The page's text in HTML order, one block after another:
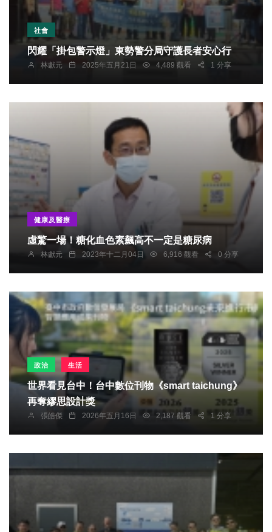
社會
閃耀「掛包警示燈」東勢警分局守護長者安心行
林獻元 2025年五月21日 4,489 觀看 1 分享
健康及醫療
虛驚一場！糖化血色素飆高不一定是糖尿病
林獻元 2023年十二月04日 6,916 觀看 0 分享
政治 生活
世界看見台中！台中數位刊物《smart taichung》
再奪繆思設計獎
張皓傑 2026年五月16日 2,187 觀看 1 分享